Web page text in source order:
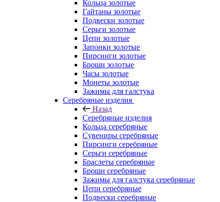
Кольца золотые
Гайтаны золотые
Подвески золотые
Серьги золотые
Цепи золотые
Запонки золотые
Пирсинги золотые
Броши золотые
Часы золотые
Монеты золотые
Зажимы для галстука
Серебряные изделия
Назад
Серебряные изделия
Кольца серебряные
Сувениры серебряные
Пирсинги серебряные
Серьги серебряные
Браслеты серебряные
Броши серебряные
Зажимы для галстука серебряные
Цепи серебряные
Подвески серебряные